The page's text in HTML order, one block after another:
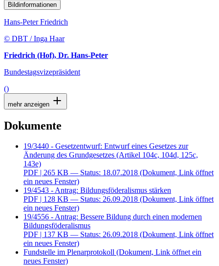
Bildinformationen
Hans-Peter Friedrich
© DBT / Inga Haar
Friedrich (Hof), Dr. Hans-Peter
Bundestagsvizepräsident
()
mehr anzeigen
Dokumente
19/3440 - Gesetzentwurf: Entwurf eines Gesetzes zur
Änderung des Grundgesetzes (Artikel 104c, 104d, 125c,
143e)
PDF | 265 KB — Status: 18.07.2018 (Dokument, Link öffnet
ein neues Fenster)
19/4543 - Antrag: Bildungsföderalismus stärken
PDF | 128 KB — Status: 26.09.2018 (Dokument, Link öffnet
ein neues Fenster)
19/4556 - Antrag: Bessere Bildung durch einen modernen
Bildungsföderalismus
PDF | 137 KB — Status: 26.09.2018 (Dokument, Link öffnet
ein neues Fenster)
Fundstelle im Plenarprotokoll (Dokument, Link öffnet ein
neues Fenster)